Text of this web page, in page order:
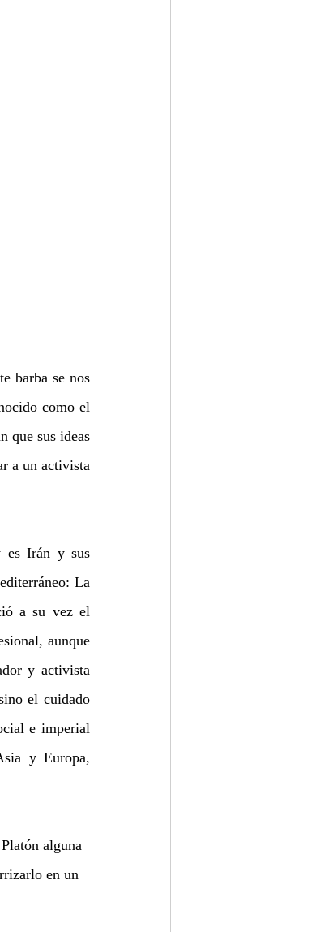
barba se nos
como el
que sus ideas
a un activista
es Irán y sus
La
a su vez el
aunque
y activista
el cuidado
e imperial
y Europa,
alguna
en un